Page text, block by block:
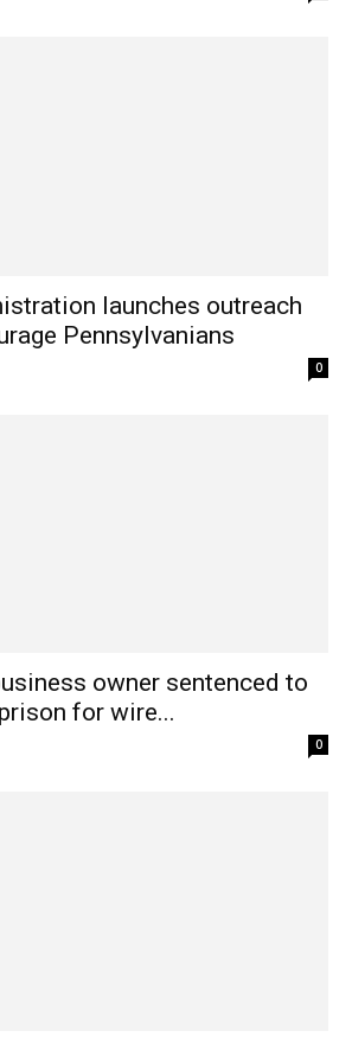
launches outreach
Pennsylvanians
0
owner sentenced to
for wire...
0